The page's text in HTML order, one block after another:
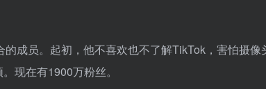
成员。起初，他不喜欢也不了解TikTok，害怕摄
现在有1900万粉丝。